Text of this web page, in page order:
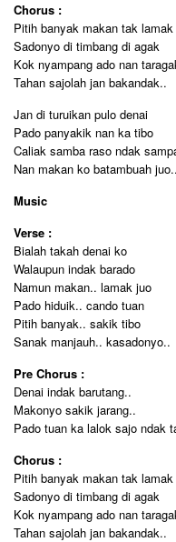
Chorus :
Pitih banyak makan tak lamak
Sadonyo di timbang di agak
Kok nyampang ado nan
Tahan sajolah jan bakandak..
Jan di turuikan pulo denai
Pado panyakik nan ka tibo
Caliak samba raso ndak
Nan makan ko batambuah juo..
Music
Verse :
Bialah takah denai ko
Walaupun indak barado
Namun makan.. lamak juo
Pado hiduik.. cando tuan
Pitih banyak.. sakik tibo
Sanak manjauh.. kasadonyo..
Pre Chorus :
Denai indak barutang..
Makonyo sakik jarang..
Pado tuan ka lalok sajo ndak
Chorus :
Pitih banyak makan tak lamak
Sadonyo di timbang di agak
Kok nyampang ado nan
Tahan sajolah jan bakandak..